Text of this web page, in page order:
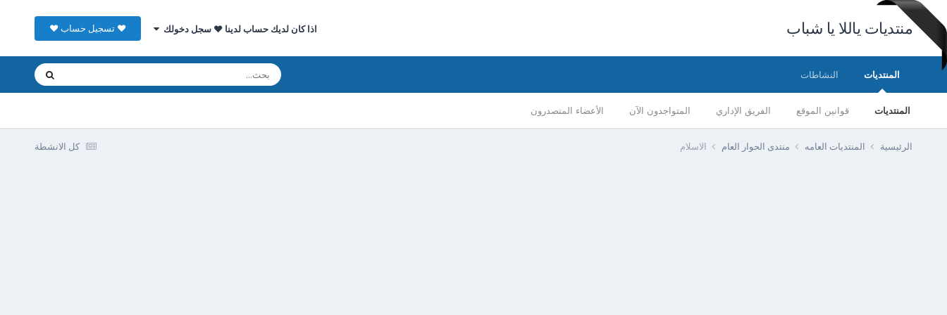
منتديات ياللا يا شباب اذا كان لديك حساب لدينا ♥ سجل دخولك ♥ تسجيل حساب ♥
المنتديات
المنتديات قوانين الموقع الفريق الإداري المتواجدون الآن الأعضاء المتصدرون
النشاطات
كل الانشطة الرئيسية المنتديات العامه منتدى الحوار العام الاسلام